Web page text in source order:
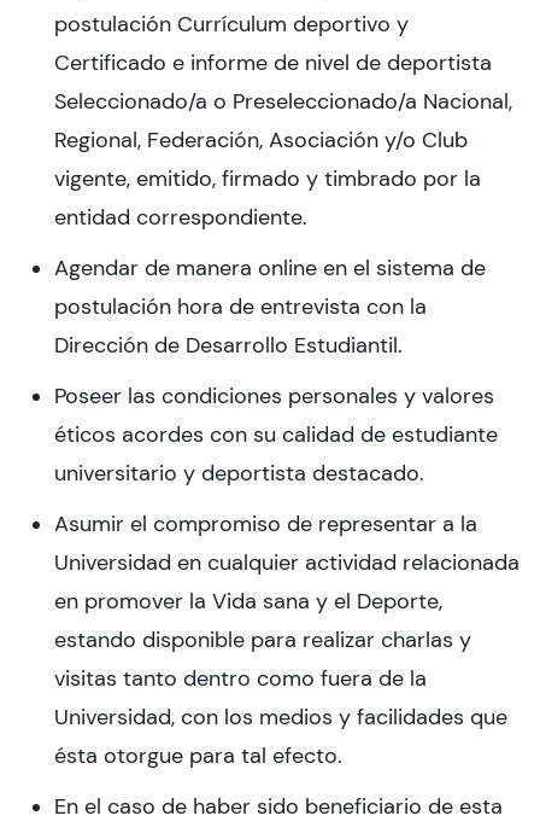
postulación Currículum deportivo y
Certificado e informe de nivel de deportista
Seleccionado/a o Preseleccionado/a Nacional,
Regional, Federación, Asociación y/o Club
vigente, emitido, firmado y timbrado por la
entidad correspondiente.
Agendar de manera online en el sistema de
postulación hora de entrevista con la
Dirección de Desarrollo Estudiantil.
Poseer las condiciones personales y valores
éticos acordes con su calidad de estudiante
universitario y deportista destacado.
Asumir el compromiso de representar a la
Universidad en cualquier actividad relacionada
en promover la Vida sana y el Deporte,
estando disponible para realizar charlas y
visitas tanto dentro como fuera de la
Universidad, con los medios y facilidades que
ésta otorgue para tal efecto.
En el caso de haber sido beneficiario de esta